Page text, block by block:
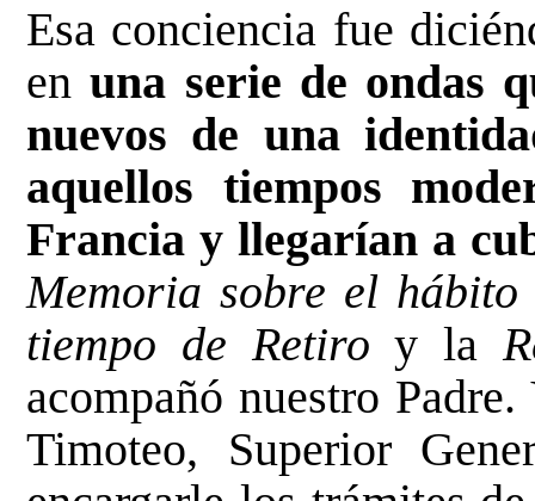
Esa conciencia fue
enuna serie de ondas
nuevos de una
aquellos tiempos
Francia y llegarían a
Memoria sobre el hábito
tiempo de Retiro y la
acompañó nuestro
Timoteo, Superior